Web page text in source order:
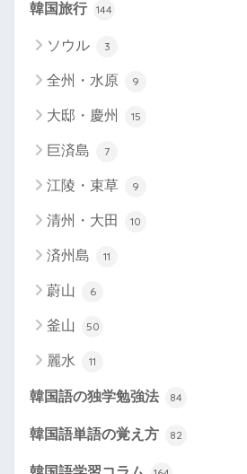
韓国旅行 144
ソウル 3
全州・水原 9
大邸・慶州 15
巨済島 7
江陵・束草 9
清州・大田 10
済州島 11
蔚山 6
釜山 50
麗水 11
韓国語の独学勉強法 84
韓国語単語の覚え方 82